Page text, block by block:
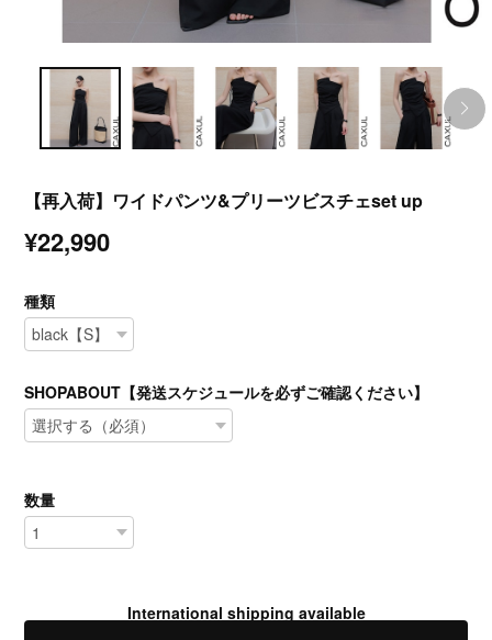
【再入荷】ワイドパンツ&プリーツビスチェset up
¥22,990
種類
SHOPABOUT【発送スケジュールを必ずご確認ください】
数量
International shipping available